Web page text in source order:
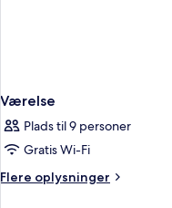
Værelse
Plads til 9 personer
Gratis Wi-Fi
Flere oplysninger
Flere